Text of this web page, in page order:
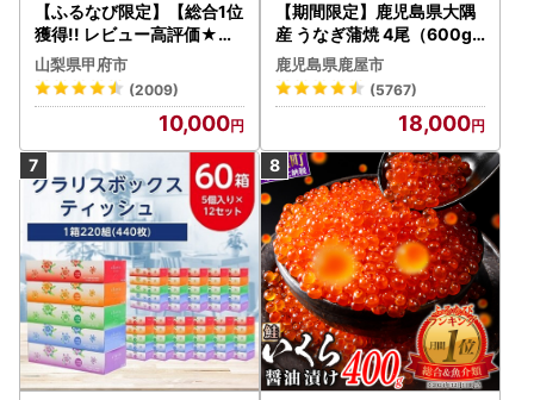
【ふるなび限定】【総合1位
獲得!! レビュー高評価★】
〈2026年度配送分〉山梨
県産 シャインマスカット 2
～3房（1.0kg以上）シャイ
ン フルーツ FN-Limited-S
P
山梨県甲府市
(2009)
10,000
【期間限定】鹿児島県大隅
産 うなぎ蒲焼 4尾（600g
） KN007-004-04-cp18
うなぎ 鰻 魚 惣菜 総菜
鹿児島県鹿屋市
(5767)
18,000